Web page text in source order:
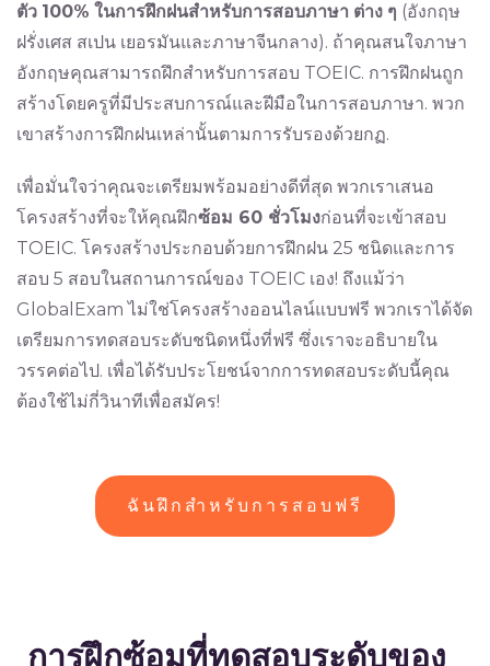
ตัว 100% ในการฝึกฝนสำหรับการสอบภาษา ต่าง ๆ (อังกฤษ
ฝรั่งเศส สเปน เยอรมันและภาษาจีนกลาง). ถ้าคุณสนใจภาษา
อังกฤษคุณสามารถฝึกสำหรับการสอบ TOEIC. การฝึกฝนถูก
สร้างโดยครูที่มีประสบการณ์และฝีมือในการสอบภาษา. พวก
เขาสร้างการฝึกฝนเหล่านั้นตามการรับรองด้วยกฏ.
เพื่อมั่นใจว่าคุณจะเตรียมพร้อมอย่างดีที่สุด พวกเราเสนอ
โครงสร้างที่จะให้คุณฝึกซ้อม 60 ชั่วโมงก่อนที่จะเข้าสอบ
TOEIC. โครงสร้างประกอบด้วยการฝึกฝน 25 ชนิดและการ
สอบ 5 สอบในสถานการณ์ของ TOEIC เอง! ถึงแม้ว่า
GlobalExam ไม่ใช่โครงสร้างออนไลน์แบบฟรี พวกเราได้จัด
เตรียมการทดสอบระดับชนิดหนึ่งที่ฟรี ซึ่งเราจะอธิบายใน
วรรคต่อไป. เพื่อได้รับประโยชน์จากการทดสอบระดับนี้คุณ
ต้องใช้ไม่กี่วินาทีเพื่อสมัคร!
ฉันฝึกสำหรับการสอบฟรี
การฝึกซ้อมที่ทดสอบระดับของ